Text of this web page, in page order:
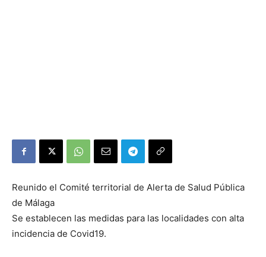
Reunido el Comité territorial de Alerta de Salud Pública
de Málaga
Se establecen las medidas para las localidades con alta
incidencia de Covid19.